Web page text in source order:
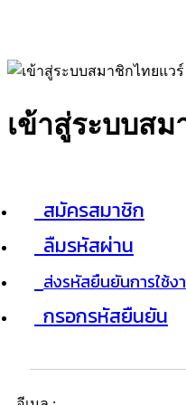
เข้าสู่ระบบส
สมัครสมาชิก
ลืมรหัสผ่าน
ส่งรหัสยืนยันการใช้ง
กรอกรหัสยืนยัน